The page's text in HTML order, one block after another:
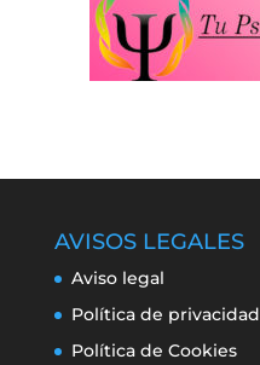
AVISOS LEGALES
Aviso legal
Política de privacidad
Política de Cookies